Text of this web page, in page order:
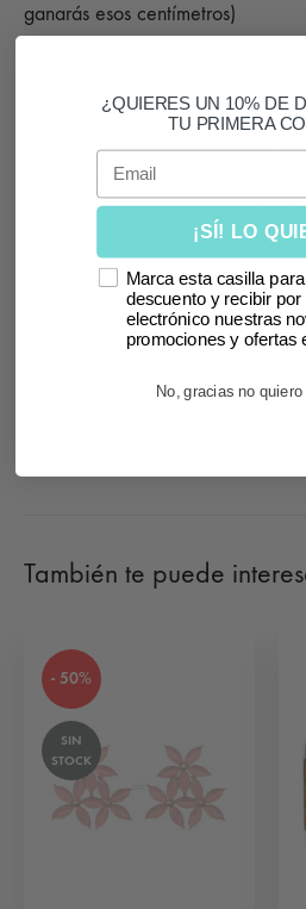
ganarás esos centímetros)
*Nota: Debido al éxito, se ha
la reposición viene con el dibujo
talla será como se muestra al
Composición: 90% poliéster,
*El color puede variar según la
También te puede
- 50%
SIN
STOCK
¿QUIERES UN 10% DE
TU PRIMERA
Email
¡SÍ! LO
Marca esta casilla
descuento y recibir por
electrónico nuestras
promociones y ofertas
No, gracias no